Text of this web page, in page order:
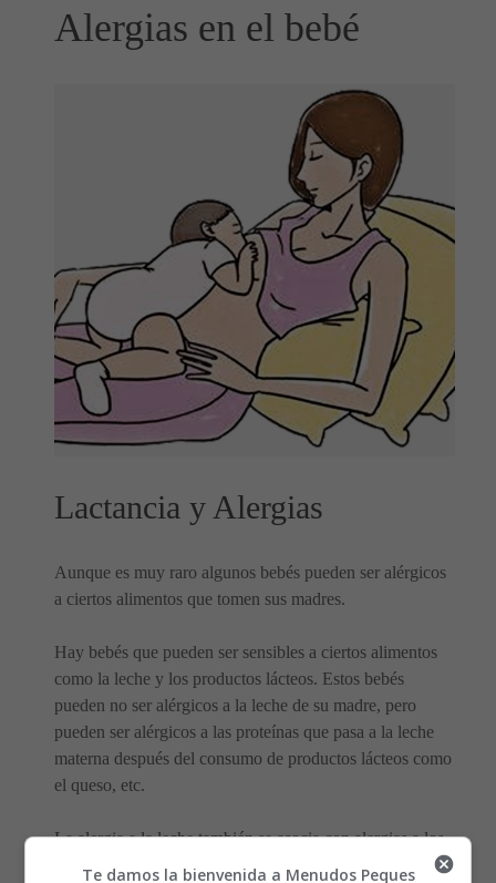
Alergias en el bebé
Lactancia y Alergias
Aunque es muy raro algunos bebés pueden ser alérgicos
a ciertos alimentos que tomen sus madres.
Hay bebés que pueden ser sensibles a ciertos alimentos
como la leche y los productos lácteos. Estos bebés
pueden no ser alérgicos a la leche de su madre, pero
pueden ser alérgicos a las proteínas que pasa a la leche
materna después del consumo de productos lácteos como
el queso, etc.
La alergia a la leche también se asocia con alergias a los
huevos y/o cacahuetes.
Te damos la bienvenida a Menudos Peques